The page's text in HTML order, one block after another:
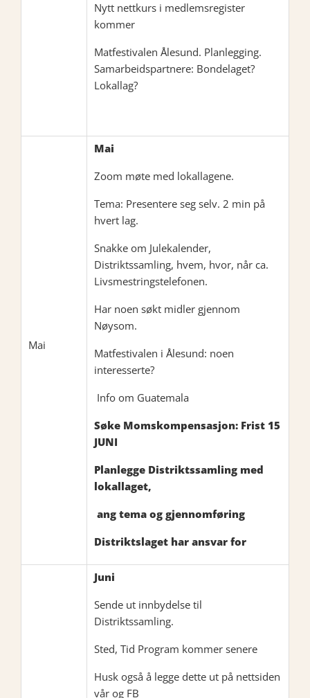
Nytt nettkurs i medlemsregister
kommer
Matfestivalen Ålesund. Planlegging.
Samarbeidspartnere: Bondelaget?
Lokallag?
Mai
Mai
Zoom møte med lokallagene.
Tema: Presentere seg selv. 2 min på
hvert lag.
Snakke om Julekalender,
Distriktssamling, hvem, hvor, når ca.
Livsmestringstelefonen.
Har noen søkt midler gjennom
Nøysom.
Matfestivalen i Ålesund: noen
interesserte?
Info om Guatemala
Søke Momskompensasjon: Frist 15
JUNI
Planlegge Distriktssamling med
lokallaget,
ang tema og gjennomføring
Distriktslaget har ansvar for
Juni
Sende ut innbydelse til
Distriktssamling.
Sted, Tid Program kommer senere
Husk også å legge dette ut på nettsiden
vår og FB